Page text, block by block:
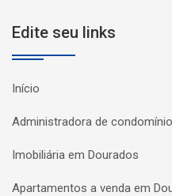
Edite seu links
Início
Administradora de
Imobiliária em Dourados
Apartamentos a venda em